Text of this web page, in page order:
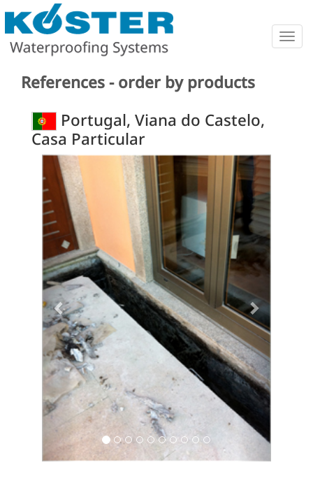
References - order by products
Portugal, Viana do Castelo,
Casa Particular
Previous Next